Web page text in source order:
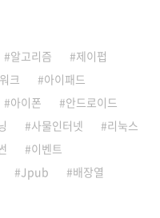
알고리즘
제이펍
크
아이패드
아이폰
안드로이드
사물인터넷
리눅스
이벤트
Jpub
배장열